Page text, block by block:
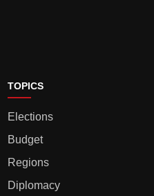
TOPICS
Elections
Budget
Regions
Diplomacy